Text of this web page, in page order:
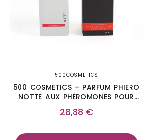
500COSMETICS
500 COSMETICS – PARFUM PHIERO
NOTTE AUX PHÉROMONES POUR
28,88 €